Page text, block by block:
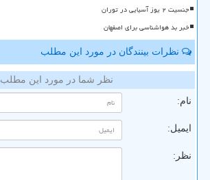
جنسیت ۲ یوز آسیایی در توران
خبر بد هواشناسی برای اصفهان
نظرات بینندگان در مورد این مطلب
نظر شما در مورد این مطلب
نام:
ایمیل:
نظر: